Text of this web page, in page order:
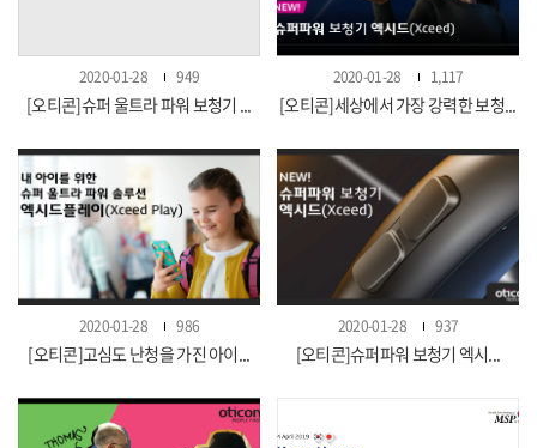
2020-01-28 949
[오티콘]슈퍼 울트라 파워 보청기 ...
2020-01-28 1,117
[오티콘]세상에서 가장 강력한 보청...
2020-01-28 986
[오티콘]고심도 난청을 가진 아이...
2020-01-28 937
[오티콘]슈퍼파워 보청기 엑시...